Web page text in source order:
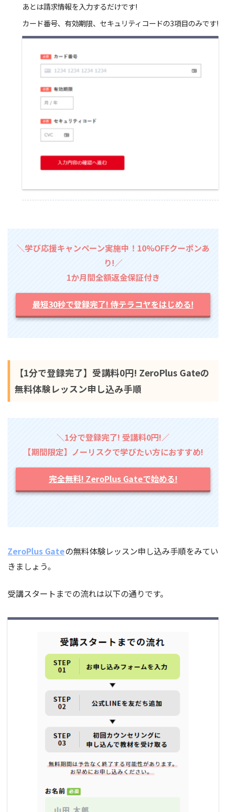
あとは請求情報を入力するだけです!
カード番号、有効期限、セキュリティコードの3項目のみです!
＼学び応援キャンペーン実施中！10%OFFクーポンあ
り!／
1か月間全額返金保証付き
最短30秒で登録完了! 侍テラコヤをはじめる!
【1分で登録完了】受講料0円! ZeroPlus Gateの
無料体験レッスン申し込み手順
＼1分で登録完了! 受講料0円!／
【期間限定】ノーリスクで学びたい方におすすめ!
完全無料! ZeroPlus Gateで始める!
ZeroPlus Gateの無料体験レッスン申し込み手順をみてい
きましょう。
受講スタートまでの流れは以下の通りです。